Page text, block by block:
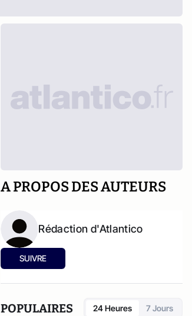
A PROPOS DES AUTEURS
Rédaction d'Atlantico
SUIVRE
POPULAIRES 24 Heures 7 Jours